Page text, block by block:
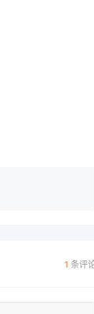
1 条评